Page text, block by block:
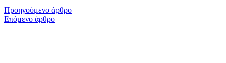
Προηγούμενο άρθρο
Επόμενο άρθρο